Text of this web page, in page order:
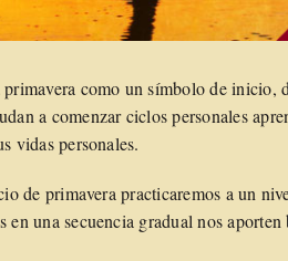
como un símbolo de inicio,
a comenzar ciclos personales
vidas personales.
de primavera practicaremos a un
en una secuencia gradual nos